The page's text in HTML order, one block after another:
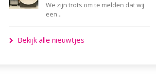
We zijn trots om te melden dat wij
een...
Bekijk alle nieuwtjes